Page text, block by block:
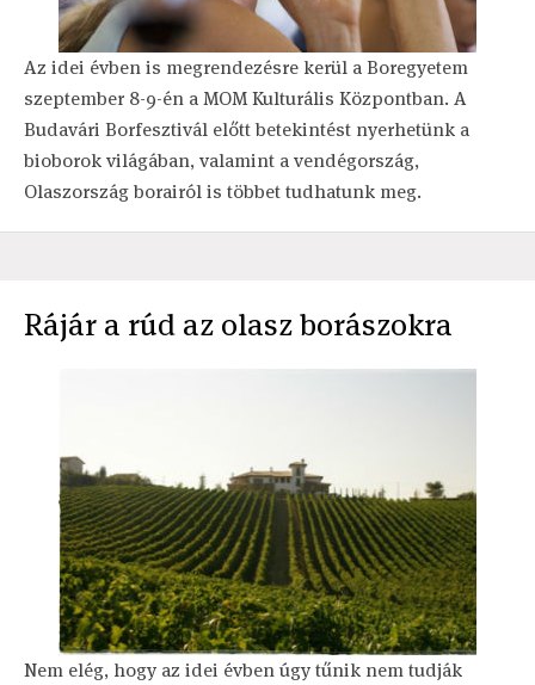
Az idei évben is megrendezésre kerül a Boregyetem
szeptember 8-9-én a MOM Kulturális Központban. A
Budavári Borfesztivál előtt betekintést nyerhetünk a
bioborok világában, valamint a vendégország,
Olaszország borairól is többet tudhatunk meg.
Rájár a rúd az olasz borászokra
Nem elég, hogy az idei évben úgy tűnik nem tudják